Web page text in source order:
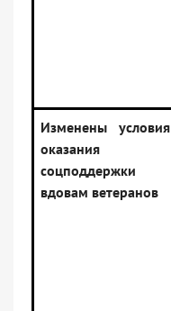
Изменены условия
оказания
соцподдержки
вдовам ветеранов